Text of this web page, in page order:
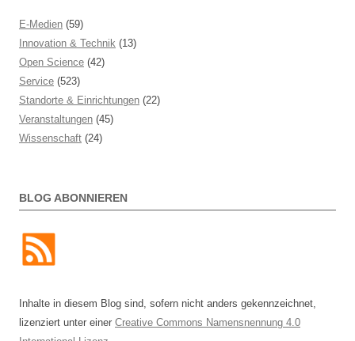
E-Medien (59)
Innovation & Technik (13)
Open Science (42)
Service (523)
Standorte & Einrichtungen (22)
Veranstaltungen (45)
Wissenschaft (24)
BLOG ABONNIEREN
Inhalte in diesem Blog sind, sofern nicht anders gekennzeichnet,
lizenziert unter einer Creative Commons Namensnennung 4.0